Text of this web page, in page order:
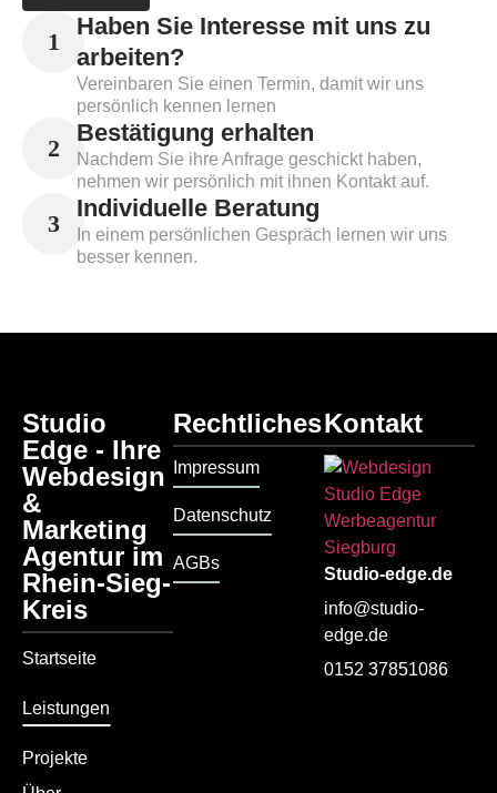
1
Haben Sie Interesse mit uns zu
arbeiten?
Vereinbaren Sie einen Termin, damit wir uns
persönlich kennen lernen
2
Bestätigung erhalten
Nachdem Sie ihre Anfrage geschickt haben,
nehmen wir persönlich mit ihnen Kontakt auf.
3
Individuelle Beratung
In einem persönlichen Gespräch lernen wir uns
besser kennen.
Studio
Edge - Ihre
Webdesign
&
Marketing
Agentur im
Rhein-Sieg-
Kreis
Startseite
Leistungen
Projekte
Rechtliches
Impressum
Datenschutz
AGBs
Kontakt
Studio-edge.de
info@studio-
edge.de
0152 37851086